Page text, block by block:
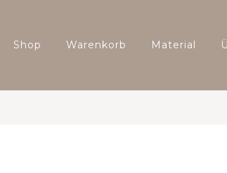
Shop Warenkorb Material